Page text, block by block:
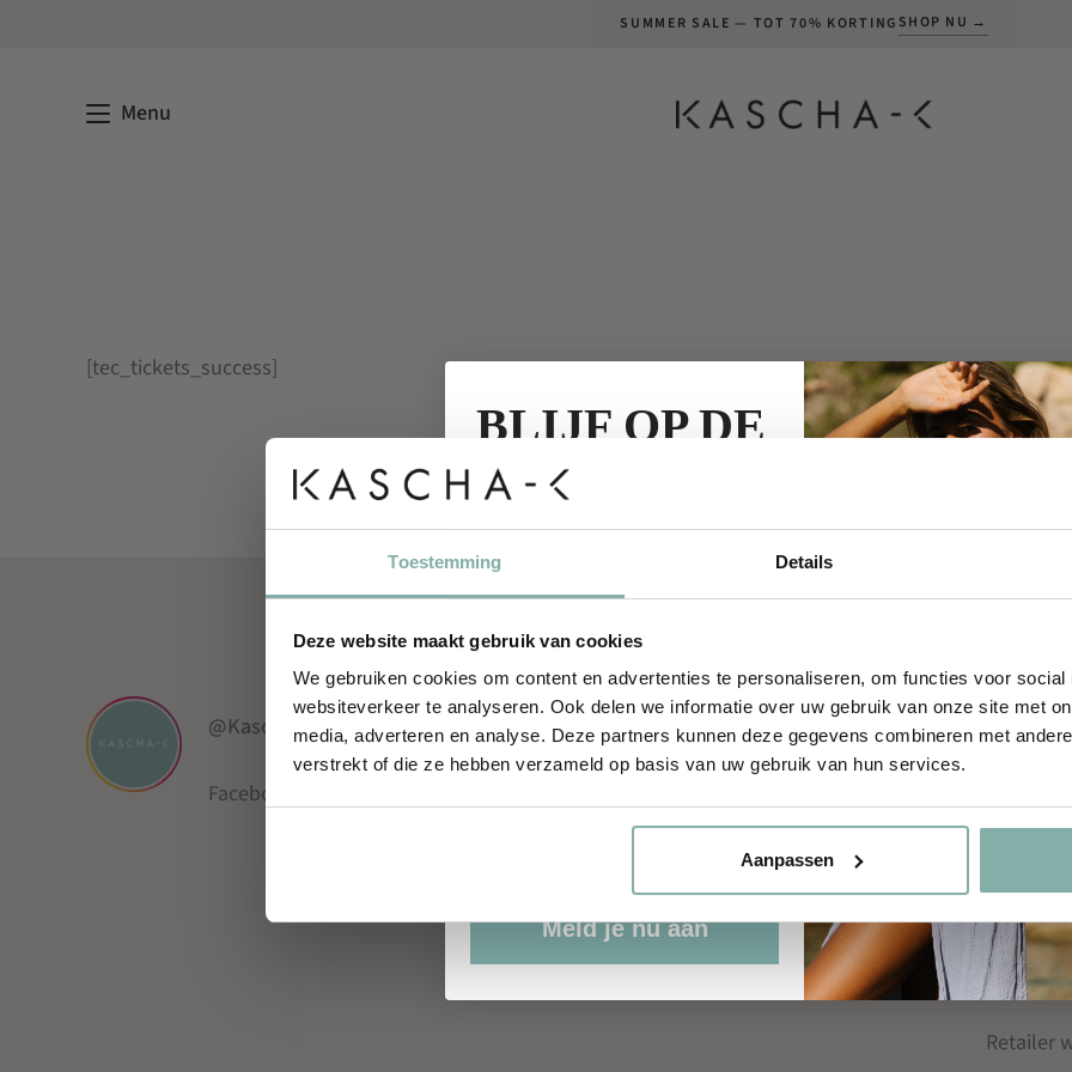
Toestemming Details
Deze website maakt gebruik van cookies
We gebruiken cookies om content en advertenties te personaliseren, om functies voor social
websiteverkeer te analyseren. Ook delen we informatie over uw gebruik van onze site met
media, adverteren en analyse. Deze partners kunnen deze gegevens combineren met
verstrekt of die ze hebben verzameld op basis van uw gebruik van hun services.
Aanpassen
SUMMER SALE — TOT 70% KORTING SHOP NU →
Menu
[tec_tickets_success]
@Kaschaconcepts
Facebook
DIRECT NAAR
Kascha-C
Onze merken
Summer Sale
Contact
Ruilen
Retailer
BLIJF OP DE
HOOGTE!
Ontdek speciale acties, nieuwe
Email
Verjaardag
Meld je nu aan